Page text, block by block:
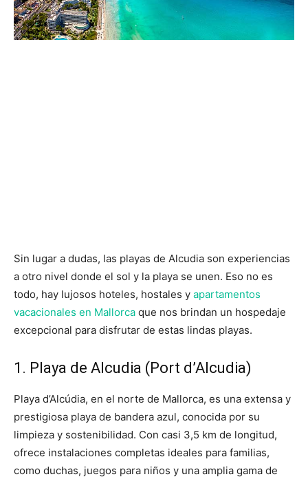
Sin lugar a dudas, las playas de Alcudia son experiencias
a otro nivel donde el sol y la playa se unen. Eso no es
todo, hay lujosos hoteles, hostales y apartamentos
vacacionales en Mallorca que nos brindan un hospedaje
excepcional para disfrutar de estas lindas playas.
1. Playa de Alcudia (Port d’Alcudia)
Playa d’Alcúdia, en el norte de Mallorca, es una extensa y
prestigiosa playa de bandera azul, conocida por su
limpieza y sostenibilidad. Con casi 3,5 km de longitud,
ofrece instalaciones completas ideales para familias,
como duchas, juegos para niños y una amplia gama de